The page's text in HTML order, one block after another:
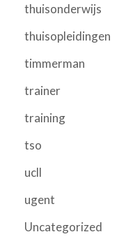
thuisonderwijs
thuisopleidingen
timmerman
trainer
training
tso
ucll
ugent
Uncategorized